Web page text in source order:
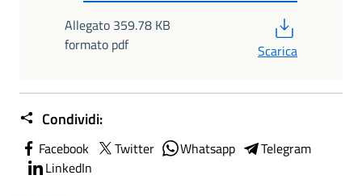
Allegato 359.78 KB
formato pdf
Scarica
Condividi:
Facebook Twitter Whatsapp
Telegram
LinkedIn